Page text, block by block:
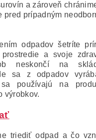
a zároveň
pred prípadným
odpadov šetríte
a svoje
neskončí na
sa z odpadov
používajú na
výrobkov.
triediť odpad a čo